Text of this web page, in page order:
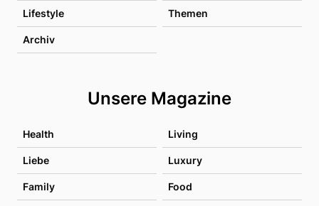
Lifestyle Themen
Archiv
Unsere Magazine
Health Living
Liebe Luxury
Family Food